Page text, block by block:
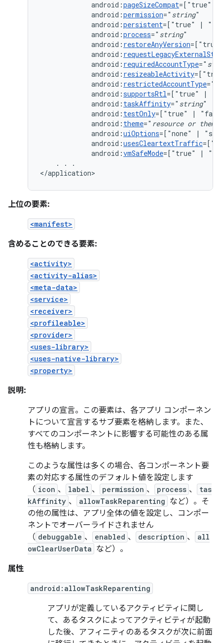
android:pageSizeCompat=["true"
android:permission=" string
android:persistent=["true"
|
android:process=" string
android: restoreAnyVersion
android:
android: requiredAccountType="
android: resizeableActivity
android: restrictedAccountType="
android:supportsRtl=["true"
|
android: taskAffinity=" string
android: testOnly=["true"
|
android: theme=" resource or theme
android:uiOptions=["none"
|
android:usesCleartextTraffic
android:vmSafeMode=["true" |
.
.
.
</application>
上位の要素:
<manifest>
含めることのできる要素:
<activity>
<activity-alias>
<meta-data>
<service>
<receiver>
<profileable>
<provider>
<uses-library>
<uses-native-library>
<property>
説明:
アプリの宣言。この要素は、各アプリ コンポーネン
トについて宣言するサブ要素を格納します。また、
すべてのコンポーネントに影響する可能性のある属
性も格納します。
このような属性は多くの場合、各コンポーネント要
素の対応する属性のデフォルト値を設定します
（ icon 、 label 、 permission 、 process 、
tas
kAffinity 、 allowTaskReparenting など）。そ
の他の属性は、アプリ全体の値を設定し、コンポー
ネントでオーバーライドされません
（ debuggable 、 enabled 、 description 、
all
owClearUserData など）。
属性
android:allowTaskReparenting
アプリが定義しているアクティビティに関し
て、あるタスクによってアクティビティが起動
した後、アフィニティのあるタスクが次に前面